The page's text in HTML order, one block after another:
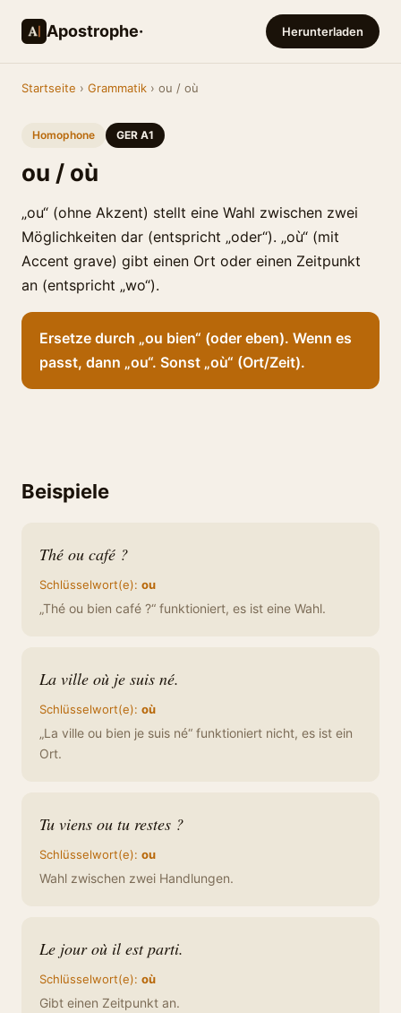
Apostrophe· Herunterladen
Startseite › Grammatik › ou / où
Homophone GER A1
ou / où
„ou“ (ohne Akzent) stellt eine Wahl zwischen zwei
Möglichkeiten dar (entspricht „oder“). „où“ (mit
Accent grave) gibt einen Ort oder einen Zeitpunkt
an (entspricht „wo“).
Ersetze durch „ou bien“ (oder eben). Wenn es
passt, dann „ou“. Sonst „où“ (Ort/Zeit).
Beispiele
Thé ou café ?
Schlüsselwort(e): ou
„Thé ou bien café ?“ funktioniert, es ist eine Wahl.
La ville où je suis né.
Schlüsselwort(e): où
„La ville ou bien je suis né“ funktioniert nicht, es ist ein
Ort.
Tu viens ou tu restes ?
Schlüsselwort(e): ou
Wahl zwischen zwei Handlungen.
Le jour où il est parti.
Schlüsselwort(e): où
Gibt einen Zeitpunkt an.